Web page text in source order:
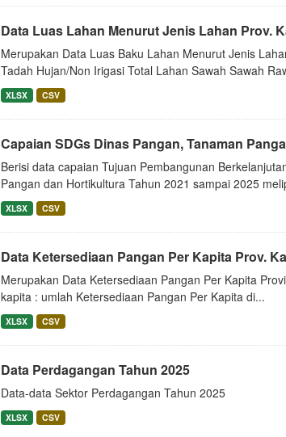
Data Luas Lahan Menurut Jenis Lahan Prov.
Merupakan Data Luas Baku Lahan Menurut Jenis
Tadah Hujan/Non Irigasi Total Lahan Sawah Sawah
XLSX CSV
Capaian SDGs Dinas Pangan, Tanaman
Berisi data capaian Tujuan Pembangunan
Pangan dan Hortikultura Tahun 2021 sampai 2025
XLSX CSV
Data Ketersediaan Pangan Per Kapita Prov.
Merupakan Data Ketersediaan Pangan Per Kapita
kapita : umlah Ketersediaan Pangan Per Kapita di...
XLSX CSV
Data Perdagangan Tahun 2025
Data-data Sektor Perdagangan Tahun 2025
XLSX CSV